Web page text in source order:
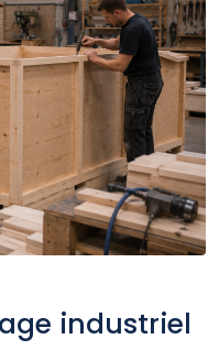
industriel